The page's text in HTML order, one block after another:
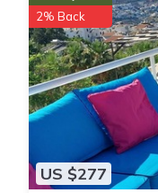
US $277
2% Back